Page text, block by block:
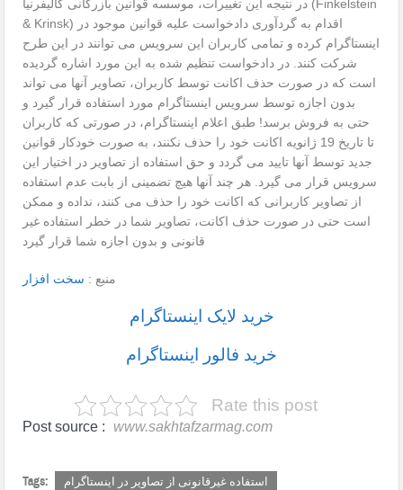
در نتیجه این تغییرات، موسسه قوانین بازرگانی کالیفرنیا (Finkelstein
& Krinsk) اقدام به گردآوری دادخواست علیه قوانین موجود در
اینستاگرام کرده و تمامی کاربران این سرویس می توانند در این طرح
شرکت کنند. در دادخواست تنظیم شده به این مورد اشاره گردیده
است که در صورت حذف اکانت توسط کاربران، تصاویر آنها می تواند
بدون اجازه توسط سرویس اینستاگرام مورد استفاده قرار گیرد و
حتی به فروش برسد! طبق اعلام اینستاگرام، در صورتی که کاربران
تا تاریخ 19 ژانویه اکانت خود را حذف نکنند، به صورت خودکار قوانین
جدید توسط آنها تایید می گردد و حق استفاده از تصاویر در اختیار این
سرویس قرار می گیرد. هر چند آنها هیچ تضمینی از بابت عدم استفاده
از تصاویر کاربرانی که اکانت خود را حذف می کنند، نداده و ممکن
است حتی در صورت حذف اکانت، تصاویر شما در خطر استفاده غیر
قانونی و بدون اجازه شما قرار گیرد
منبع : سخت افزار
خرید لایک اینستاگرام
خرید فالور اینستاگرام
Rate this post
Post source : www.sakhtafzarmag.com
Tags:
استفاده غیرقانونی از تصاویر در اینستاگرام